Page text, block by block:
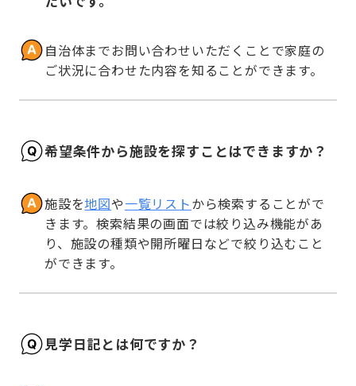
自治体までお問い合わせいただくことで家庭の
ご状況に合わせた内容を知ることができます。
希望条件から施設を探すことはできますか？
施設を地図や一覧リストから検索することがで
きます。検索結果の画面では絞り込み機能があ
り、施設の種類や開所曜日などで絞り込むこと
ができます。
見学日記とは何ですか？